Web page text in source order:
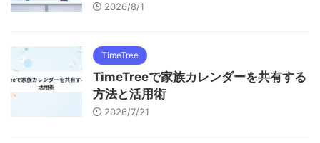
2026/8/1
TimeTree
TimeTreeで家族カレンダーを共有する
方法と活用術
2026/7/21